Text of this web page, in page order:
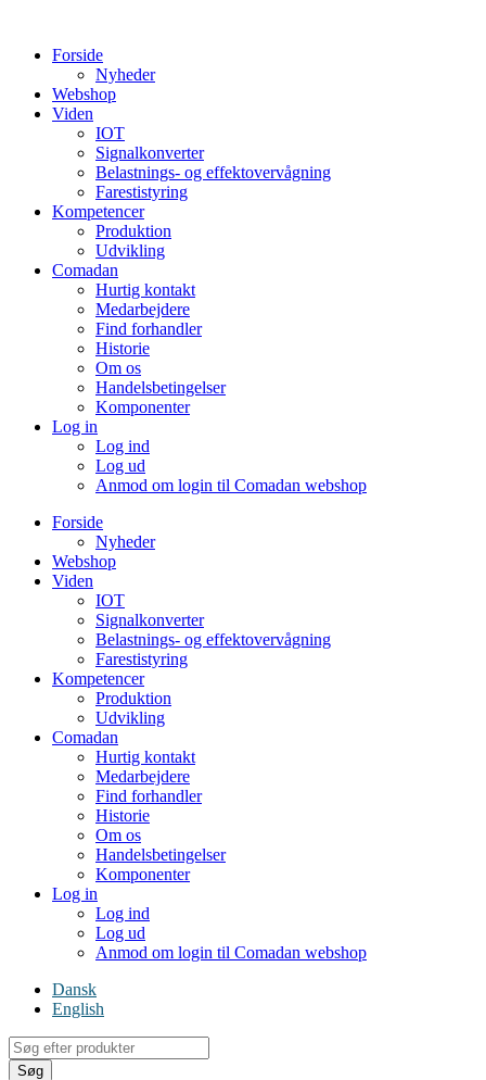
indholdForside
Nyheder
Webshop
Viden
IOT
Signalkonverter
Belastnings- og effektovervågning
Farestistyring
Kompetencer
Produktion
Udvikling
Comadan
Hurtig kontakt
Medarbejdere
Find forhandler
Historie
Om os
Handelsbetingelser
Komponenter
Log in
Log ind
Log ud
Anmod om login til Comadan webshop
Forside
Nyheder
Webshop
Viden
IOT
Signalkonverter
Belastnings- og effektovervågning
Farestistyring
Kompetencer
Produktion
Udvikling
Comadan
Hurtig kontakt
Medarbejdere
Find forhandler
Historie
Om os
Handelsbetingelser
Komponenter
Log in
Log ind
Log ud
Anmod om login til Comadan webshop
Dansk
English
Products
search
Søg